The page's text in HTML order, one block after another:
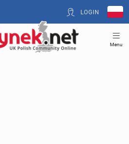
LOGIN
Menu